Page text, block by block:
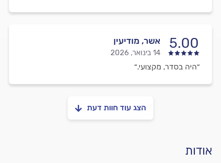
5.00 אשר, מודיעין
14 בינואר, 2026
״היה בסדר, מקצועי.״
הצג עוד חוות דעת
אודות